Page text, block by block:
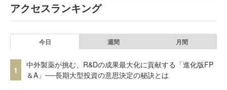
アクセスランキング
今日 週間 月間
1
中外製薬が挑む、R&Dの成果最大化に貢献する「進化版FP
＆A」──長期大型投資の意思決定の秘訣とは